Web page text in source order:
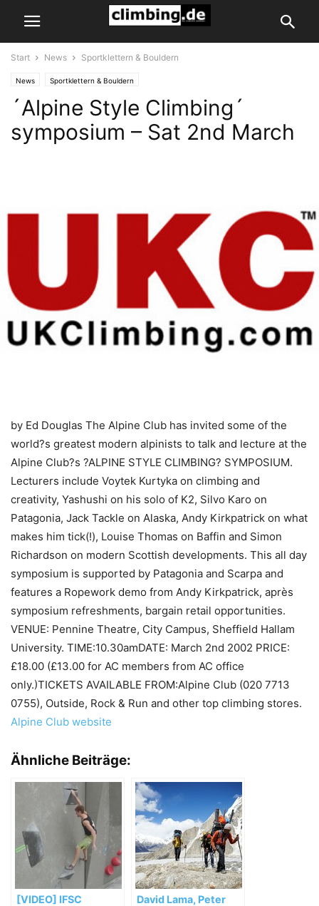
Start News Sportklettern & Bouldern
News Sportklettern & Bouldern
´Alpine Style Climbing´
symposium – Sat 2nd March
by Ed Douglas The Alpine Club has invited some of the
world?s greatest modern alpinists to talk and lecture at the
Alpine Club?s ?ALPINE STYLE CLIMBING? SYMPOSIUM.
Lecturers include Voytek Kurtyka on climbing and
creativity, Yashushi on his solo of K2, Silvo Karo on
Patagonia, Jack Tackle on Alaska, Andy Kirkpatrick on what
makes him tick(!), Louise Thomas on Baffin and Simon
Richardson on modern Scottish developments. This all day
symposium is supported by Patagonia and Scarpa and
features a Ropework demo from Andy Kirkpatrick, après
symposium refreshments, bargain retail opportunities.
VENUE: Pennine Theatre, City Campus, Sheffield Hallam
University. TIME:10.30amDATE: March 2nd 2002 PRICE:
£18.00 (£13.00 for AC members from AC office
only.)TICKETS AVAILABLE FROM:Alpine Club (020 7713
0755), Outside, Rock & Run and other top climbing stores.
Alpine Club website
Ähnliche Beiträge:
[VIDEO] IFSC
David Lama, Peter